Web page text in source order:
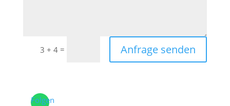
3 + 4 = Anfrage senden
Folgen